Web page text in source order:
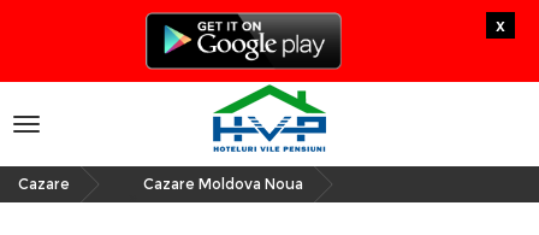
x
Toggle
navigation
Cazare Cazare Moldova Noua